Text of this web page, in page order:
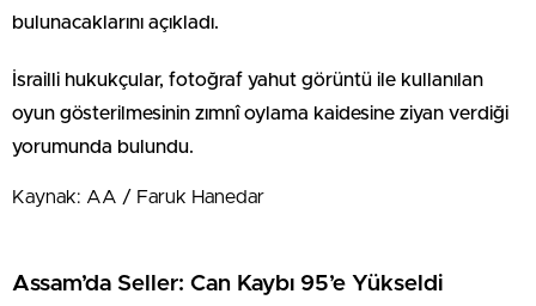
bulunacaklarını açıkladı.
İsrailli hukukçular, fotoğraf yahut görüntü ile kullanılan
oyun gösterilmesinin zımnî oylama kaidesine ziyan verdiği
yorumunda bulundu.
Kaynak: AA / Faruk Hanedar
Assam’da Seller: Can Kaybı 95’e Yükseldi